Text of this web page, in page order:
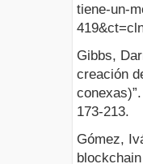
tiene-un-
Gibbs,
creación
173-213.
Gómez,